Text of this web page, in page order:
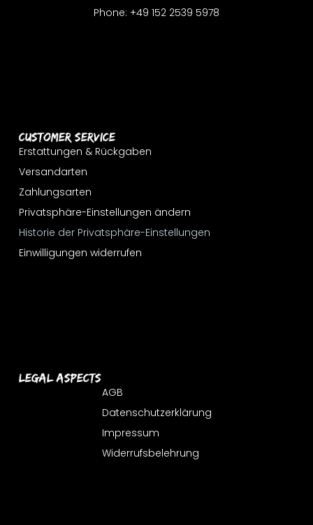
Customer Service
Erstattungen & Rückgaben
Versandarten
Zahlungsarten
Privatsphäre-Einstellungen ändern
Historie der Privatsphäre-Einstellungen
Einwilligungen widerrufen
Phone: +49 152 2539 5978
Legal Aspects
AGB
Datenschutzerklärung
Impressum
Widerrufsbelehrung